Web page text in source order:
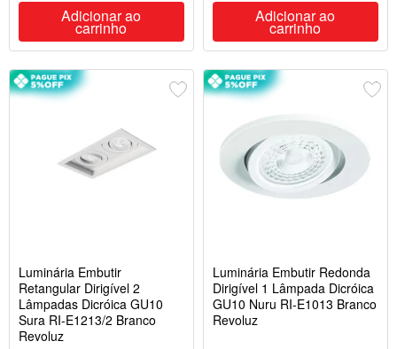
Adicionar ao
carrinho
Adicionar ao
carrinho
Luminária Embutir
Retangular Dirigível 2
Lâmpadas Dicróica GU10
Sura RI-E1213/2 Branco
Revoluz
Luminária Embutir Redonda
Dirigível 1 Lâmpada Dicróica
GU10 Nuru RI-E1013 Branco
Revoluz